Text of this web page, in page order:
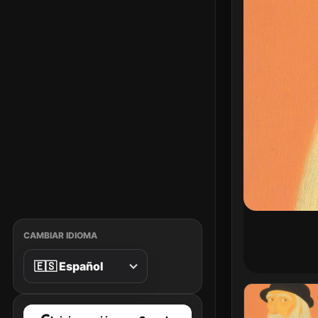
CAMBIAR IDIOMA